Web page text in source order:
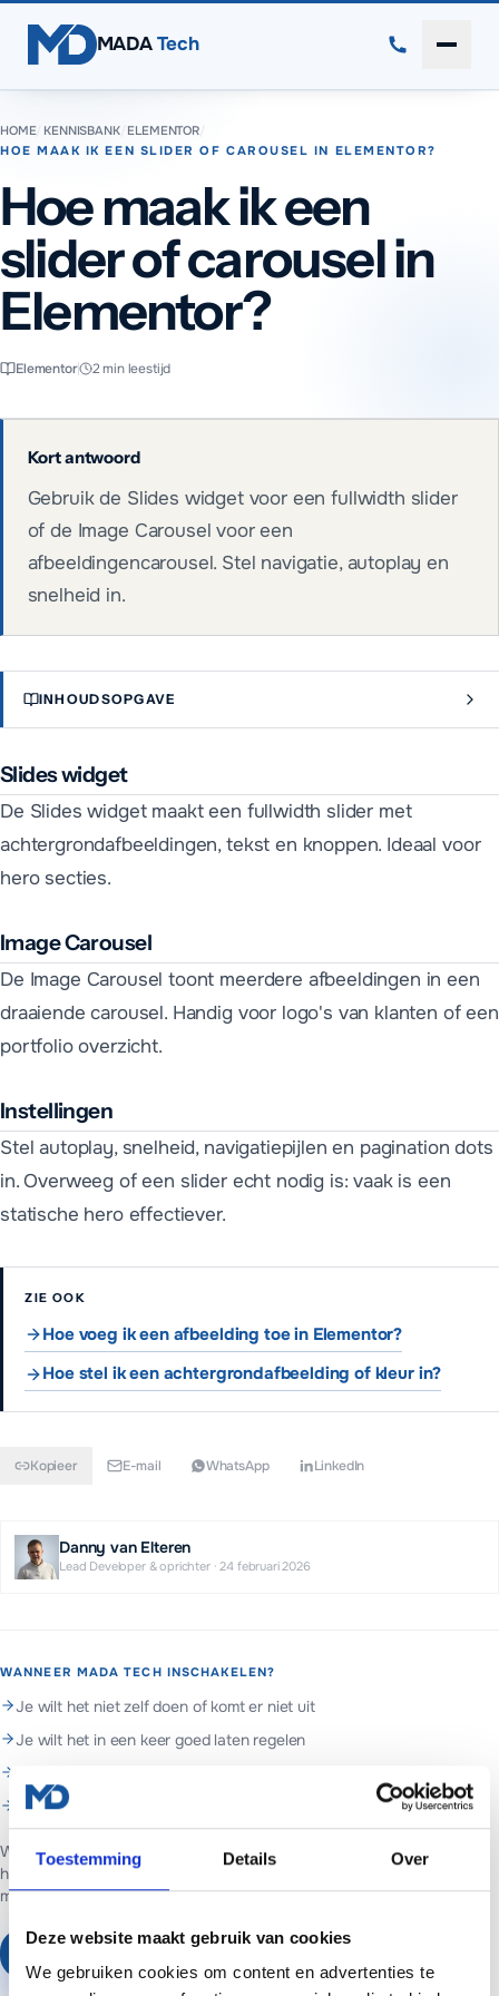
Toestemming Details Over
Deze website maakt gebruik van cookies
We gebruiken cookies om content en advertenties te
MADA Tech
HOME/ KENNISBANK/ ELEMENTOR
HOE MAAK IK EEN SLIDER OF CAROUSEL IN ELEMENTOR?
Hoe maak ik een
slider of carousel in
Elementor?
Elementor 2min leestijd
Kort antwoord
Gebruik de Slides widget voor een fullwidth slider
of de Image Carousel voor een
afbeeldingencarousel. Stel navigatie, autoplay en
snelheid in.
INHOUDSOPGAVE
Slides widget
De Slides widget maakt een fullwidth slider met
achtergrondafbeeldingen, tekst en knoppen. Ideaal voor
hero secties.
Image Carousel
De Image Carousel toont meerdere afbeeldingen in een
draaiende carousel. Handig voor logo's van klanten of een
portfolio overzicht.
Instellingen
Stel autoplay, snelheid, navigatiepijlen en pagination dots
in. Overweeg of een slider echt nodig is: vaak is een
statische hero effectiever.
ZIE OOK
Hoe voeg ik een afbeelding toe in Elementor?
Hoe stel ik een achtergrondafbeelding of kleur in?
Kopieer E-mail WhatsApp LinkedIn
Danny van Elteren
Lead Developer & oprichter·24 februari 2026
WANNEER MADA TECH INSCHAKELEN?
Je wilt het niet zelf doen of komt er niet uit
Je wilt het in een keer goed laten regelen
Je wilt hulp met elementor
Web- en marketingpartner in Assen. Websites voor ondernemers in
heel Nederland.
Websites vanaf €699 of €65 per maand inclusief
managed hosting en basis SEO.